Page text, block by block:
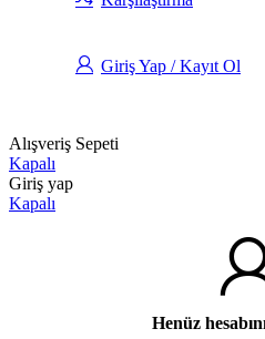
Giriş Yap / Kayıt Ol
Alışveriş Sepeti
Kapalı
Giriş yap
Kapalı
Henüz